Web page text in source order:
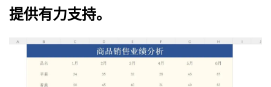
提供有力支持。